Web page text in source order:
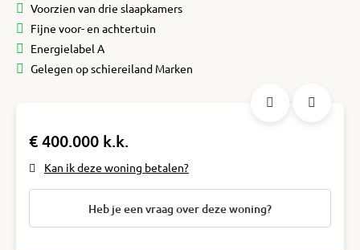
Voorzien van drie slaapkamers
Fijne voor- en achtertuin
Energielabel A
Gelegen op schiereiland Marken
€ 400.000 k.k.
Kan ik deze woning betalen?
Heb je een vraag over deze woning?